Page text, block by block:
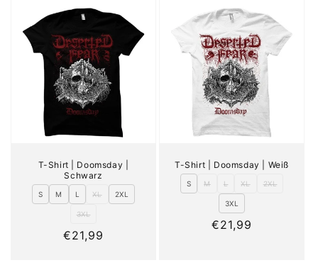
T-Shirt | Doomsday |
Schwarz
S M L XL 2XL
3XL
Normaler
€21,99
T-Shirt | Doomsday | Weiß
S M L XL 2XL
3XL
Normaler
€21,99